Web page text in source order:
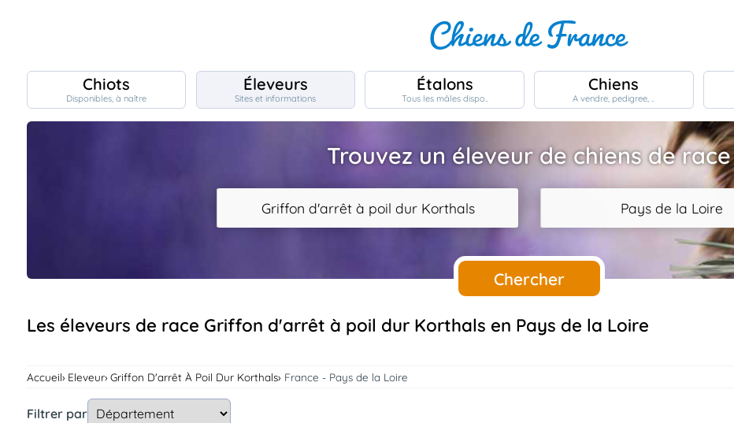
Chiots
Connexion
Chiots
Disponibles, à naître
Éleveurs
Sites et informations
Étalons
Tous les mâles dispo..
Chiens
A vendre, pedigree, ..
Trouvez un éleveur de chiens de race
Griffon d'arrêt à poil dur Korthals Pays de la Loire
Chercher
Les éleveurs de race Griffon d'arrêt à poil dur Korthals en Pays de la Loire
Accueil Eleveur Griffon D'arrêt À Poil Dur Korthals France - Pays de la Loire
Filtrer par